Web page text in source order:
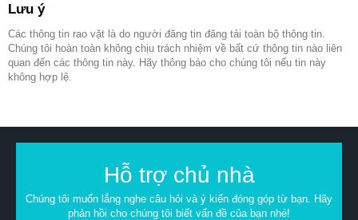
Lưu ý
Các thông tin rao vặt là do người đăng tin đăng tải toàn bộ thông tin.
Chúng tôi hoàn toàn không chịu trách nhiệm về bất cứ thông tin nào liên
quan đến các thông tin này. Hãy thông báo cho chúng tôi nếu tin này
không hợp lệ.
Hỗ trợ chủ nhà
Chúng tôi muốn lắng nghe câu hỏi và ý kiến đóng góp từ bạn. Hãy
phản hồi cho chúng tôi biết vấn đề của bạn nhé!